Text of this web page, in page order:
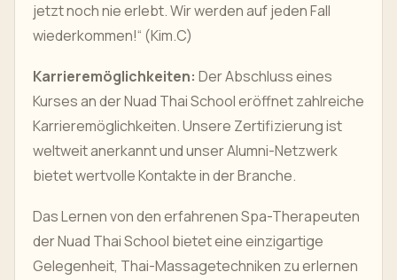
jetzt noch nie erlebt. Wir werden auf jeden Fall
wiederkommen!“ (Kim.C)
Karrieremöglichkeiten: Der Abschluss eines
Kurses an der Nuad Thai School eröffnet zahlreiche
Karrieremöglichkeiten. Unsere Zertifizierung ist
weltweit anerkannt und unser Alumni-Netzwerk
bietet wertvolle Kontakte in der Branche.
Das Lernen von den erfahrenen Spa-Therapeuten
der Nuad Thai School bietet eine einzigartige
Gelegenheit, Thai-Massagetechniken zu erlernen